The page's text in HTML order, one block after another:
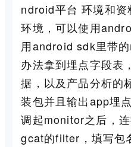
ndroid平台 环境和
环境，可以使用
用android sdk里带
办法拿到埋点字段表
据，以及产品分析的
装包并且输出app埋
调起monitor之后，
gcat的filter，填写包